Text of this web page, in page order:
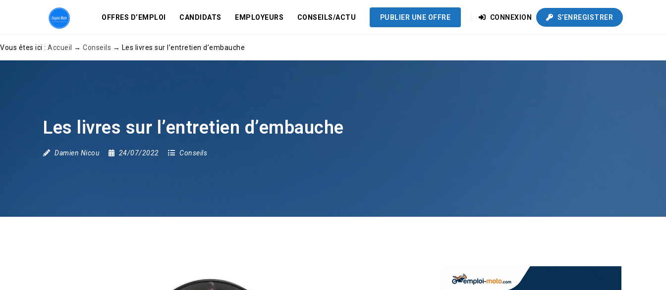
OFFRES D’EMPLOI CANDIDATS EMPLOYEURS CONSEILS/ACTU PUBLIER UNE OFFRE CONNEXION S’ENREGISTRER
Vous êtes ici : Accueil → Conseils → Les livres sur l’entretien d’embauche
Les livres sur l’entretien d’embauche
Damien Nicou 24/07/2022 Conseils